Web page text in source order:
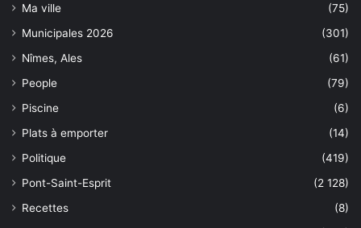
Ma ville
(75)
Municipales 2026
(301)
Nîmes, Ales
(61)
People
(79)
Piscine
(6)
Plats à emporter
(14)
Politique
(419)
Pont-Saint-Esprit
(2 128)
Recettes
(8)